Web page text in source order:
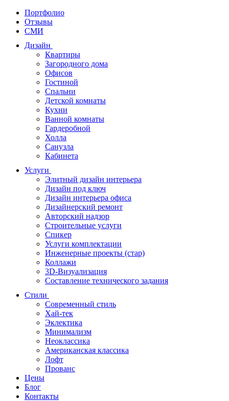
Портфолио
Отзывы
СМИ
Дизайн
Квартиры
Загородного дома
Офисов
Гостиной
Спальни
Детской комнаты
Кухни
Ванной комнаты
Гардеробной
Холла
Санузла
Кабинета
Услуги
Элитный дизайн интерьера
Дизайн под ключ
Дизайн интерьера офиса
Дизайнерский ремонт
Авторский надзор
Строительные услуги
Спикер
Услуги комплектации
Инженерные проекты (стар)
Коллажи
3D-Визуализация
Составление технического задания
Стили
Современный стиль
Хай-тек
Эклектика
Минимализм
Неоклассика
Американская классика
Лофт
Прованс
Цены
Блог
Контакты